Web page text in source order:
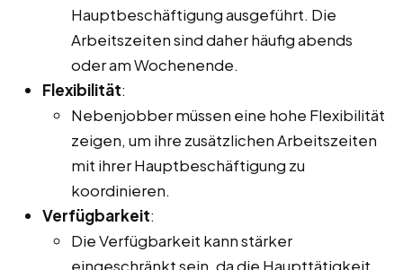
Hauptbeschäftigung ausgeführt. Die
Arbeitszeiten sind daher häufig abends
oder am Wochenende.
Flexibilität:
Nebenjobber müssen eine hohe Flexibilität
zeigen, um ihre zusätzlichen Arbeitszeiten
mit ihrer Hauptbeschäftigung zu
koordinieren.
Verfügbarkeit:
Die Verfügbarkeit kann stärker
eingeschränkt sein, da die Haupttätigkeit